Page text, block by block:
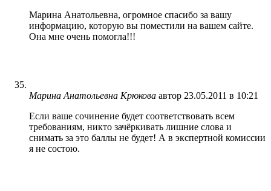
Марина Анатольевна, огромное спасибо за вашу
информацию, которую вы поместили на вашем сайте.
Она мне очень помогла!!!
Марина Анатольевна Крюкова автор 23.05.2011 в 10:21
Если ваше сочинение будет соответствовать всем
требованиям, никто зачёркивать лишние слова и
снимать за это баллы не будет! А в экспертной комиссии
я не состою.